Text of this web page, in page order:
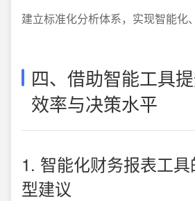
建立标准化分析体系，实现智能化
四、借助智能工具
效率与决策水平
1. 智能化财务报表工
型建议